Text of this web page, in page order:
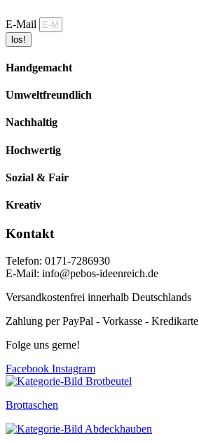
E-Mail
los!
Handgemacht
Umweltfreundlich
Nachhaltig
Hochwertig
Sozial & Fair
Kreativ
Kontakt
Telefon: 0171-7286930
E-Mail: info@pebos-ideenreich.de
Versandkostenfrei innerhalb Deutschlands
Zahlung per PayPal - Vorkasse - Kredikarte
Folge uns gerne!
Facebook Instagram
Brottaschen